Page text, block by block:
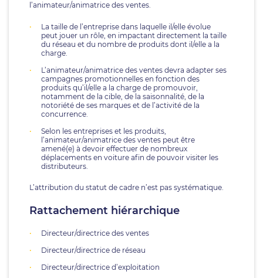
l’animateur/animatrice des ventes.
La taille de l’entreprise dans laquelle il/elle évolue
peut jouer un rôle, en impactant directement la taille
du réseau et du nombre de produits dont il/elle a la
charge.
L’animateur/animatrice des ventes devra adapter ses
campagnes promotionnelles en fonction des
produits qu’il/elle a la charge de promouvoir,
notamment de la cible, de la saisonnalité, de la
notoriété de ses marques et de l’activité de la
concurrence.
Selon les entreprises et les produits,
l’animateur/animatrice des ventes peut être
amené(e) à devoir effectuer de nombreux
déplacements en voiture afin de pouvoir visiter les
distributeurs.
L’attribution du statut de cadre n’est pas systématique.
Rattachement hiérarchique
Directeur/directrice des ventes
Directeur/directrice de réseau
Directeur/directrice d’exploitation